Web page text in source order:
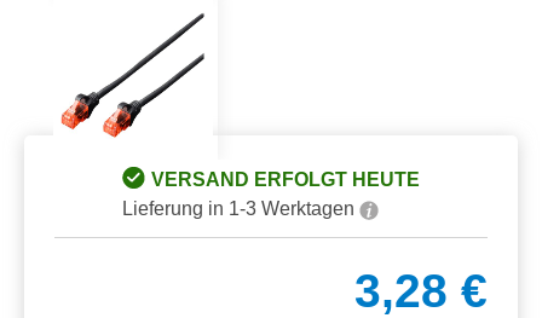
VERSAND ERFOLGT HEUTE
Lieferung in 1-3 Werktagen
3,28 €